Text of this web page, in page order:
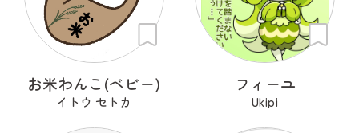
お米わんこ(ベビー)
イトウ セトカ
フィーユ
Ukipi